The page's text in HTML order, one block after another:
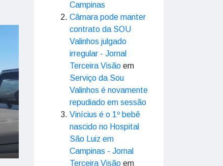
Campinas
Câmara pode manter
contrato da SOU
Valinhos julgado
irregular - Jornal
Terceira Visão em
Serviço da Sou
Valinhos é novamente
repudiado em sessão
Vinícius é o 1º bebê
nascido no Hospital
São Luiz em
Campinas - Jornal
Terceira Visão em